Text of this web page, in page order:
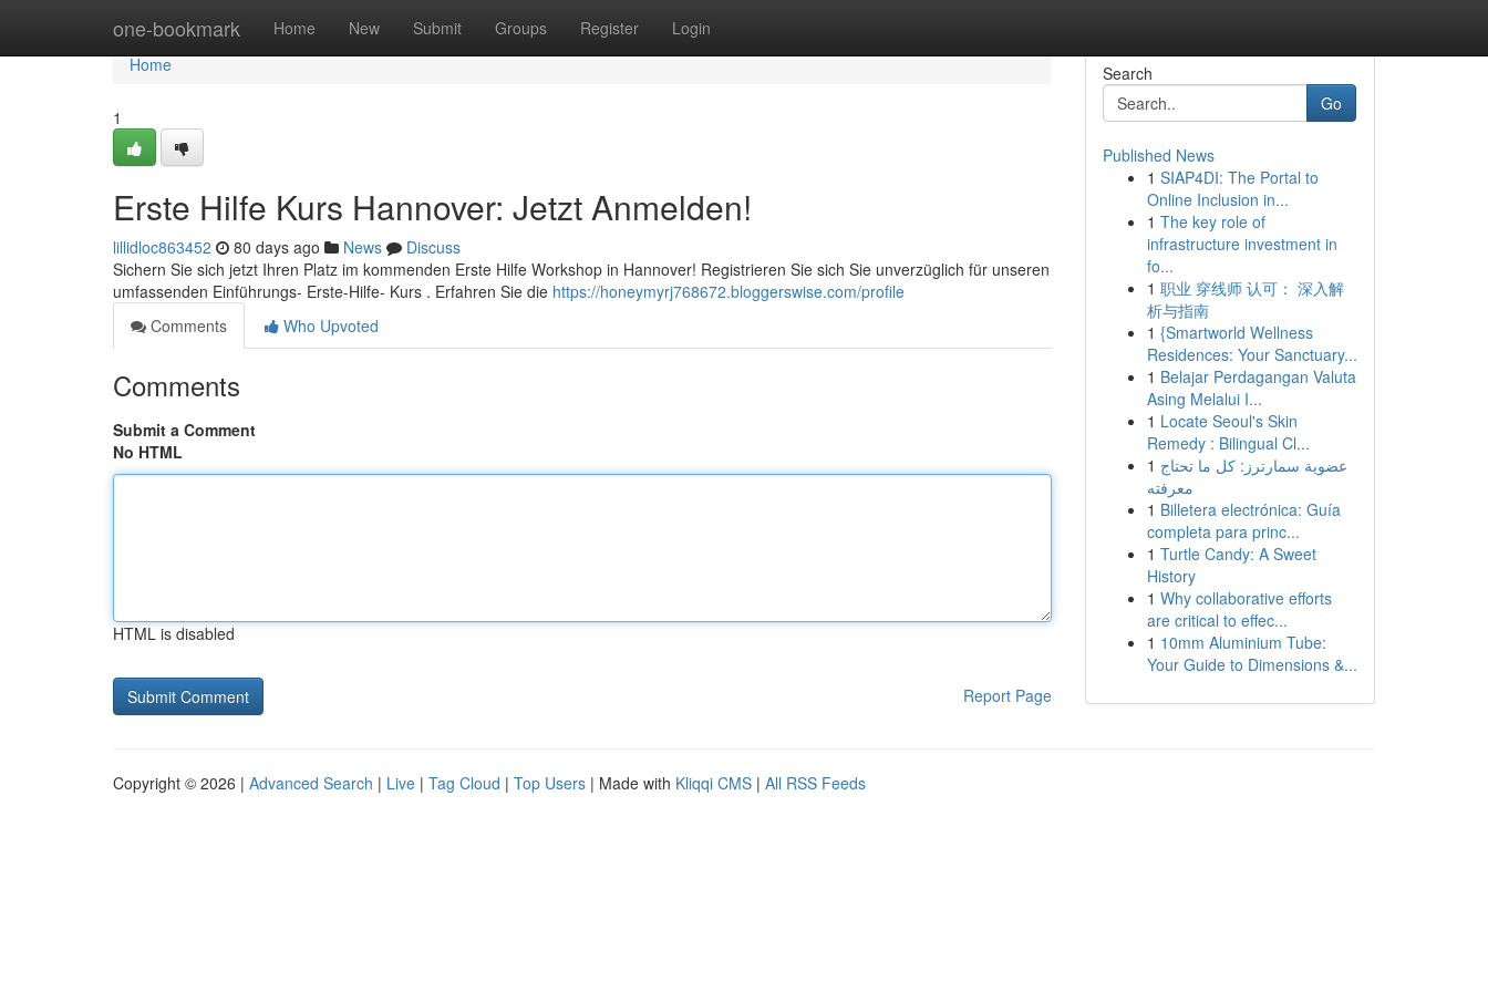
one-bookmark Home New Submit Groups Register Login
Home
Home
1
Erste Hilfe Kurs Hannover: Jetzt Anmelden!
lillidloc863452 80 days ago News
Discuss
Sichern Sie sich jetzt Ihren Platz im kommenden Erste Hilfe Workshop in Hannover! Registrieren Sie sich Sie unverzüglich für unseren
umfassenden Einführungs- Erste-Hilfe- Kurs . Erfahren Sie die https://honeymyrj768672.bloggerswise.com/profile
Comments
Who Upvoted
Comments
Submit a Comment
No HTML
HTML is disabled
Report Page
Search
Go
Published News
1 SIAP4DI: The Portal to
Online Inclusion in...
1 The key role of
infrastructure investment in
fo...
1 职业 穿线师 认可： 深入解
析与指南
1 {Smartworld Wellness
Residences: Your Sanctuary...
1 Belajar Perdagangan Valuta
Asing Melalui I...
1 Locate Seoul's Skin
Remedy : Bilingual Cl...
1 عضوية سمارترز: كل ما تحتاج
معرفته
1 Billetera electrónica: Guía
completa para princ...
1 Turtle Candy: A Sweet
History
1 Why collaborative efforts
are critical to effec...
1 10mm Aluminium Tube:
Your Guide to Dimensions &...
Copyright © 2026 | Advanced Search | Live | Tag Cloud | Top Users | Made with Kliqqi CMS | All RSS Feeds